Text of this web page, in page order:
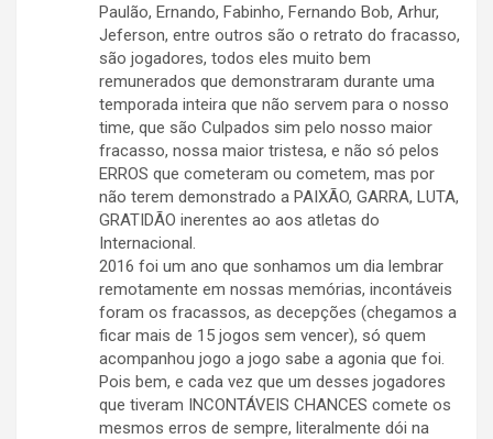
Paulão, Ernando, Fabinho, Fernando Bob, Arhur,
Jeferson, entre outros são o retrato do fracasso,
são jogadores, todos eles muito bem
remunerados que demonstraram durante uma
temporada inteira que não servem para o nosso
time, que são Culpados sim pelo nosso maior
fracasso, nossa maior tristesa, e não só pelos
ERROS que cometeram ou cometem, mas por
não terem demonstrado a PAIXÃO, GARRA, LUTA,
GRATIDÃO inerentes ao aos atletas do
Internacional.
2016 foi um ano que sonhamos um dia lembrar
remotamente em nossas memórias, incontáveis
foram os fracassos, as decepções (chegamos a
ficar mais de 15 jogos sem vencer), só quem
acompanhou jogo a jogo sabe a agonia que foi.
Pois bem, e cada vez que um desses jogadores
que tiveram INCONTÁVEIS CHANCES comete os
mesmos erros de sempre, literalmente dói na